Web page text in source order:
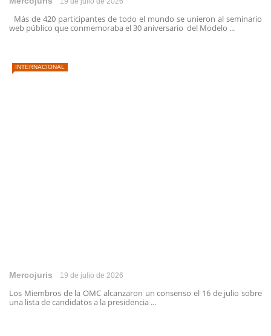
Más de 420 participantes de todo el mundo se unieron al seminario
web público que conmemoraba el 30 aniversario del Modelo ...
INTERNACIONAL
Mercojuris 19 de julio de 2026
Los Miembros de la OMC alcanzaron un consenso el 16 de julio sobre
una lista de candidatos a la presidencia ...